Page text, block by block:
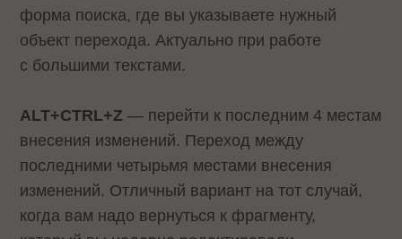
форма поиска, где вы указываете нужный
объект перехода. Актуально при работе
с большими текстами.
ALT+CTRL+Z— перейти к последним 4 местам
внесения изменений. Переход между
последними четырьмя местами внесения
изменений. Отличный вариант на тот случай,
когда вам надо вернуться к фрагменту,